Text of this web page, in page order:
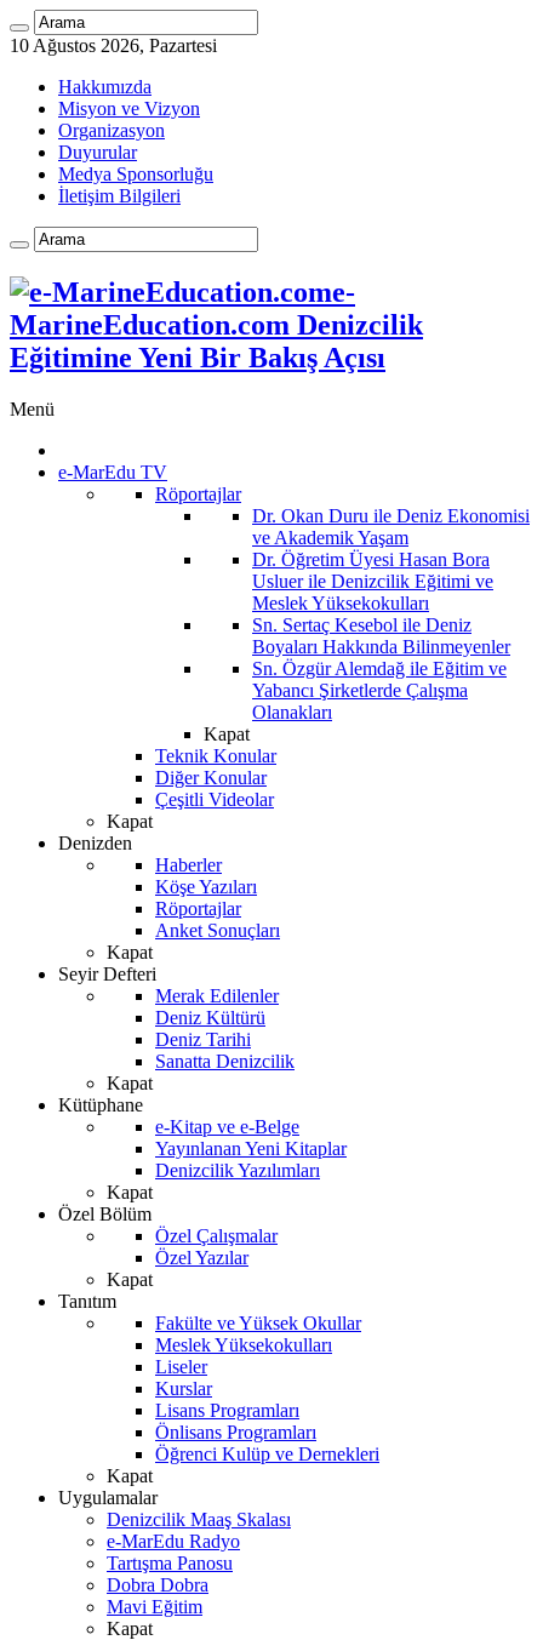
10 Ağustos 2026, Pazartesi
Hakkımızda
Misyon ve Vizyon
Organizasyon
Duyurular
Medya Sponsorluğu
İletişim Bilgileri
e-
MarineEducation.com Denizcilik
Eğitimine Yeni Bir Bakış Açısı
Menü
e-MarEdu TV
Röportajlar
Dr. Okan Duru ile Deniz Ekonomisi
ve Akademik Yaşam
Dr. Öğretim Üyesi Hasan Bora
Usluer ile Denizcilik Eğitimi ve
Meslek Yüksekokulları
Sn. Sertaç Kesebol ile Deniz
Boyaları Hakkında Bilinmeyenler
Sn. Özgür Alemdağ ile Eğitim ve
Yabancı Şirketlerde Çalışma
Olanakları
Kapat
Teknik Konular
Diğer Konular
Çeşitli Videolar
Kapat
Denizden
Haberler
Köşe Yazıları
Röportajlar
Anket Sonuçları
Kapat
Seyir Defteri
Merak Edilenler
Deniz Kültürü
Deniz Tarihi
Sanatta Denizcilik
Kapat
Kütüphane
e-Kitap ve e-Belge
Yayınlanan Yeni Kitaplar
Denizcilik Yazılımları
Kapat
Özel Bölüm
Özel Çalışmalar
Özel Yazılar
Kapat
Tanıtım
Fakülte ve Yüksek Okullar
Meslek Yüksekokulları
Liseler
Kurslar
Lisans Programları
Önlisans Programları
Öğrenci Kulüp ve Dernekleri
Kapat
Uygulamalar
Denizcilik Maaş Skalası
e-MarEdu Radyo
Tartışma Panosu
Dobra Dobra
Mavi Eğitim
Kapat